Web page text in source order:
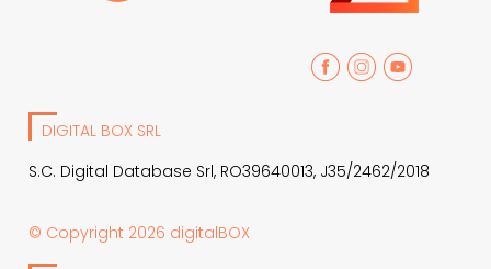
DIGITAL BOX SRL
S.C. Digital Database Srl, RO39640013, J35/2462/2018
© Copyright 2026 digitalBOX